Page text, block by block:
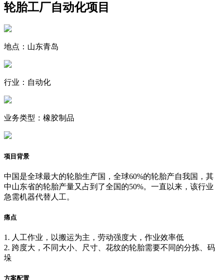
轮胎工厂自动化项目
地点：山东青岛
行业：自动化
业务类型：橡胶制品
项目背景
中国是全球最大的轮胎生产国，全球60%的轮胎产自我国，其
中山东省的轮胎产量又占到了全国的50%。一直以来，该行业
急需机器代替人工。
痛点
1. 人工作业，以搬运为主，劳动强度大，作业效率低
2. 跨度大，不同大小、尺寸、花纹的轮胎需要不同的分拣、码
垛
方案配置